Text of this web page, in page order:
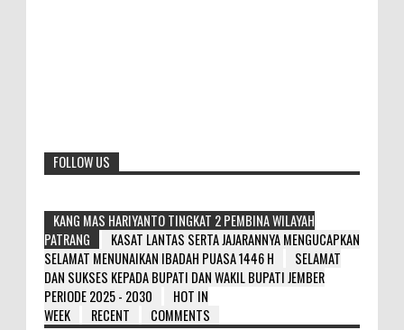
FOLLOW US
KANG MAS HARIYANTO TINGKAT 2 PEMBINA WILAYAH
PATRANG
KASAT LANTAS SERTA JAJARANNYA MENGUCAPKAN
SELAMAT MENUNAIKAN IBADAH PUASA 1446 H
SELAMAT
DAN SUKSES KEPADA BUPATI DAN WAKIL BUPATI JEMBER
PERIODE 2025 - 2030
HOT IN
WEEK
RECENT COMMENTS